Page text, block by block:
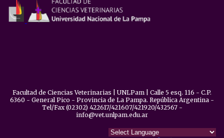
Facultad de Ciencias Veterinarias | UNLPam | Calle 5 esq. 116 - C.P.
6360 - General Pico - Provincia de La Pampa. República Argentina -
Tel/Fax (02302) 422617/421607/421920/432567 -
info@vet.unlpam.edu.ar